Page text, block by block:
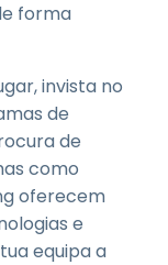
forma
invista no
de
de
como
oferecem
e
equipa a